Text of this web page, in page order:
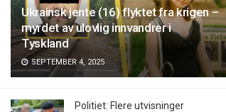
Ukrainsk jente (16) flyktet fra krigen –
myrdet av ulovlig innvandrer i
Tyskland
SEPTEMBER 4, 2025
Politiet: Flere utvisninger